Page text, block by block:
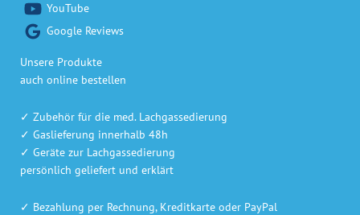
YouTube
Google Reviews
Unsere Produkte
auch online bestellen
✓ Zubehör für die med. Lachgassedierung
✓ Gaslieferung innerhalb 48h
✓ Geräte zur Lachgassedierung
persönlich geliefert und erklärt
✓ Bezahlung per Rechnung, Kreditkarte oder PayPal